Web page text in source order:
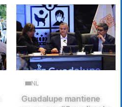
NL
Guadalupe mantiene